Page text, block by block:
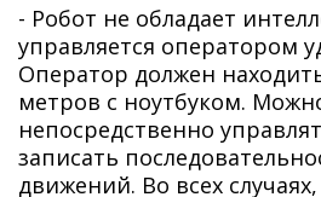
- Робот не обладает
управляется оператором
Оператор должен
метров с ноутбуком.
непосредственно
записать
движений. Во всех случаях,